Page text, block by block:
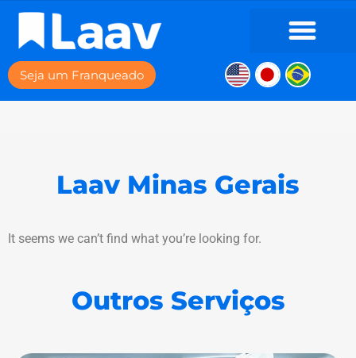
Seja um Franqueado
Laav Minas Gerais
It seems we can’t find what you’re looking for.
Outros Serviços